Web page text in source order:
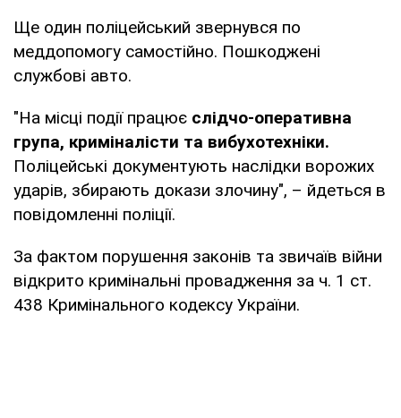
Ще один поліцейський звернувся по
меддопомогу самостійно. Пошкоджені
службові авто.
"На місці події працює слідчо-оперативна
група, криміналісти та вибухотехніки.
Поліцейські документують наслідки ворожих
ударів, збирають докази злочину", – йдеться в
повідомленні поліції.
За фактом порушення законів та звичаїв війни
відкрито кримінальні провадження за ч. 1 ст.
438 Кримінального кодексу України.